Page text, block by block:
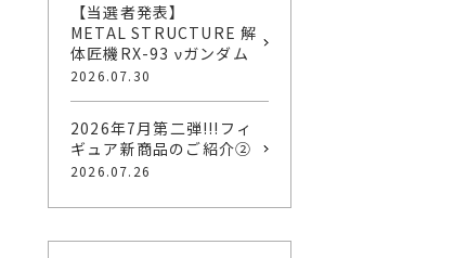
【当選者発表】
METAL STRUCTURE 解
体匠機RX-93 νガンダム
2026.07.30
2026年7月第二弾!!!フィ
ギュア新商品のご紹介②
2026.07.26